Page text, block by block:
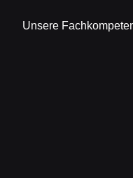
Unsere